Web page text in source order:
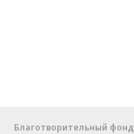
Благотворительный фонд